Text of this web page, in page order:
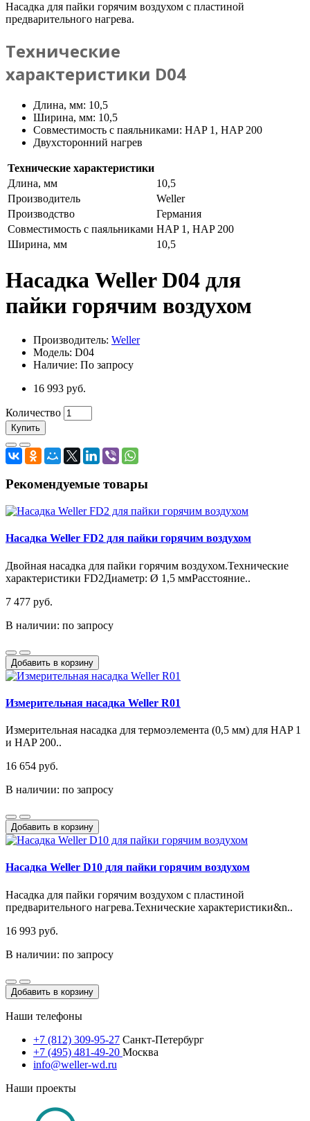
Насадка для пайки горячим воздухом с пластиной
предварительного нагрева.
Технические
характеристики D04
Длина, мм: 10,5
Ширина, мм: 10,5
Совместимость с паяльниками: HAP 1, HAP 200
Двухсторонний нагрев
Технические характеристики
Длина, мм
10,5
Производитель
Weller
Производство
Германия
Совместимость с паяльниками HAP 1, HAP 200
Ширина, мм
10,5
Насадка Weller D04 для
пайки горячим воздухом
Производитель: Weller
Модель: D04
Наличие: По запросу
16 993 руб.
Количество
Купить
Рекомендуемые товары
Насадка Weller FD2 для пайки горячим воздухом
Двойная насадка для пайки горячим воздухом.Технические
характеристики FD2Диаметр: Ø 1,5 ммРасстояние..
7 477 руб.
В наличии: по запросу
Добавить в корзину
Измерительная насадка Weller R01
Измерительная насадка для термоэлемента (0,5 мм) для HAP 1
и HAP 200..
16 654 руб.
В наличии: по запросу
Добавить в корзину
Насадка Weller D10 для пайки горячим воздухом
Насадка для пайки горячим воздухом с пластиной
предварительного нагрева.Технические характеристики&n..
16 993 руб.
В наличии: по запросу
Добавить в корзину
Наши телефоны
+7 (812) 309-95-27 Санкт-Петербург
+7 (495) 481-49-20 Москва
info@weller-wd.ru
Наши проекты